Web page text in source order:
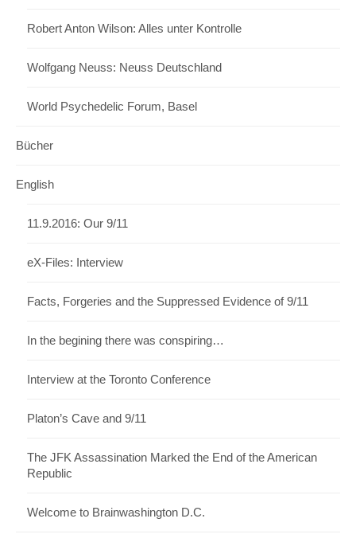
Robert Anton Wilson: Alles unter Kontrolle
Wolfgang Neuss: Neuss Deutschland
World Psychedelic Forum, Basel
Bücher
English
11.9.2016: Our 9/11
eX-Files: Interview
Facts, Forgeries and the Suppressed Evidence of 9/11
In the begining there was conspiring…
Interview at the Toronto Conference
Platon’s Cave and 9/11
The JFK Assassination Marked the End of the American
Republic
Welcome to Brainwashington D.C.